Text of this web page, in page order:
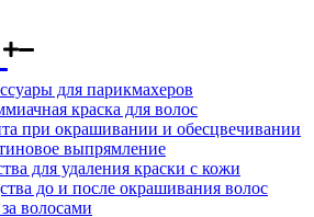
для парикмахеров
краска для волос
при окрашивании и обесцвечивании
выпрямление
для удаления краски с кожи
до и после окрашивания волос
волосами